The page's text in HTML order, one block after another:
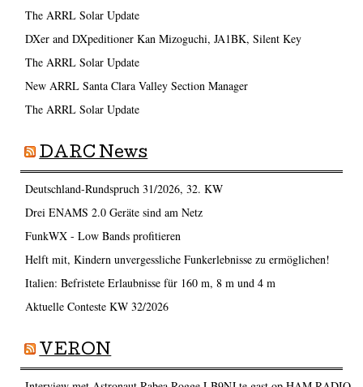
The ARRL Solar Update
DXer and DXpeditioner Kan Mizoguchi, JA1BK, Silent Key
The ARRL Solar Update
New ARRL Santa Clara Valley Section Manager
The ARRL Solar Update
DARC News
Deutschland-Rundspruch 31/2026, 32. KW
Drei ENAMS 2.0 Geräte sind am Netz
FunkWX - Low Bands profitieren
Helft mit, Kindern unvergessliche Funkerlebnisse zu ermöglichen!
Italien: Befristete Erlaubnisse für 160 m, 8 m und 4 m
Aktuelle Conteste KW 32/2026
VERON